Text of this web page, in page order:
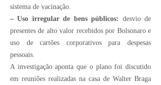
sistema de vacinação.
– Uso irregular de bens públicos: desvio de
presentes de alto valor recebidos por Bolsonaro e
uso de cartões corporativos para despesas
pessoais.
A investigação aponta que o plano foi discutido
em reuniões realizadas na casa de Walter Braga